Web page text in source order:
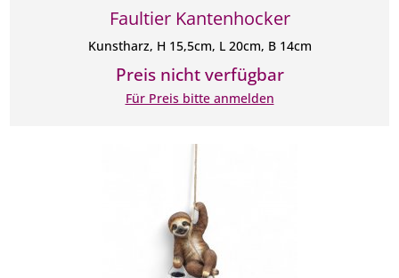
Faultier Kantenhocker
Kunstharz, H 15,5cm, L 20cm, B 14cm
Preis nicht verfügbar
Für Preis bitte anmelden